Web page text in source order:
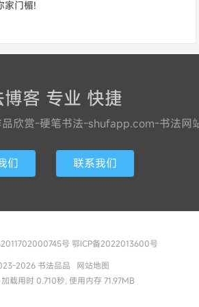
家门楣!
博客 专业 快捷
欣赏-硬笔书法-shufapp.com-书法网
们 联系我们
号 鄂ICP备2022013600号
2026书法品品
网站地图
载用时 0.710秒, 使用内存 71.97MB